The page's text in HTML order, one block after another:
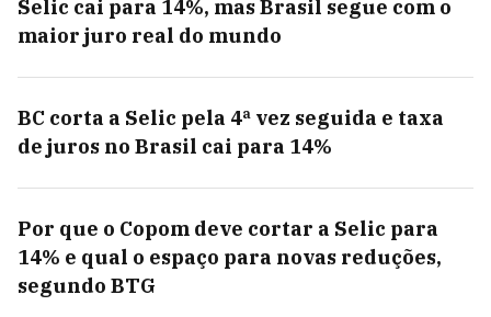
Selic cai para 14%, mas Brasil segue com o
maior juro real do mundo
BC corta a Selic pela 4ª vez seguida e taxa
de juros no Brasil cai para 14%
Por que o Copom deve cortar a Selic para
14% e qual o espaço para novas reduções,
segundo BTG